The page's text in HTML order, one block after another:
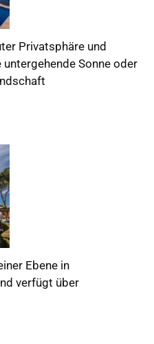
Privatsphäre und
Sonne oder
Ebene in
verfügt über